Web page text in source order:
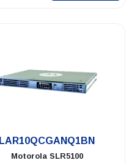
LAR10QCGANQ1BN
Motorola SLR5100